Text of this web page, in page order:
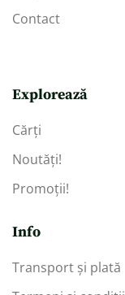
Contact
Explorează
Cărți
Noutăți!
Promoții!
Info
Transport și plată